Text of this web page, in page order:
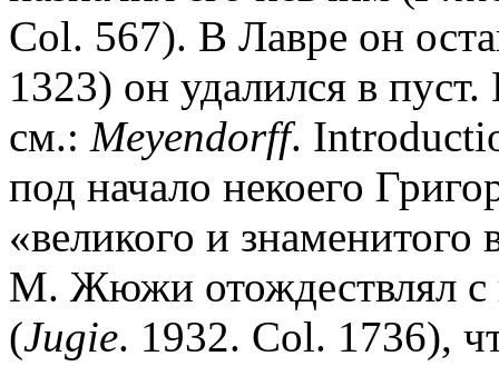
Col. 567). В Лавре он
1323) он удалился в
см.: Meyendorff.
под начало некоего
«великого и
М. Жюжи отождествлял с
(Jugie. 1932. Col. 1736),